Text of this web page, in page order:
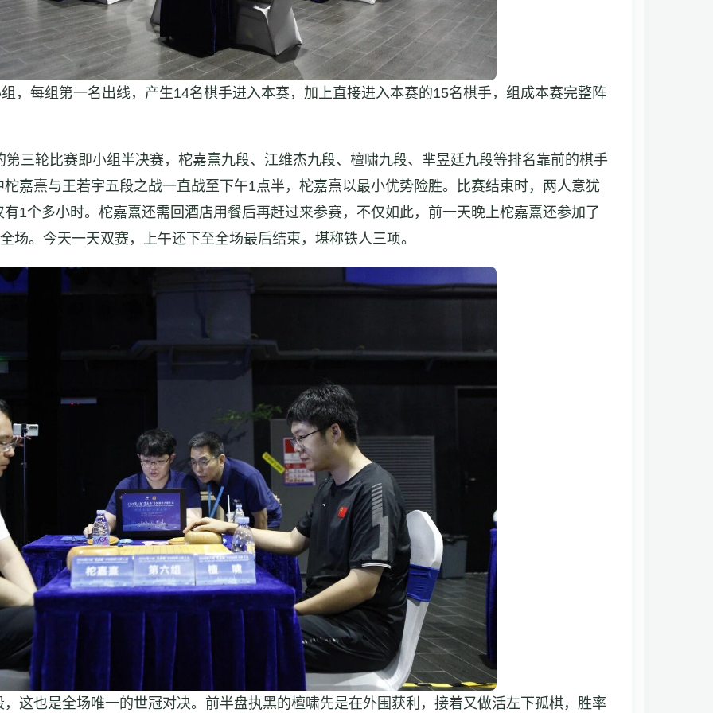
，每组第一名出线，产生14名棋手进入本赛，加上直接进入本赛的15名棋手，组成本赛完整阵
三轮比赛即小组半决赛，柁嘉熹九段、江维杰九段、檀啸九段、芈昱廷九段等排名靠前的棋手
嘉熹与王若宇五段之战一直战至下午1点半，柁嘉熹以最小优势险胜。比赛结束时，两人意犹
1个多小时。柁嘉熹还需回酒店用餐后再赶过来参赛，不仅如此，前一天晚上柁嘉熹还参加了
场。今天一天双赛，上午还下至全场最后结束，堪称铁人三项。
这也是全场唯一的世冠对决。前半盘执黑的檀啸先是在外围获利，接着又做活左下孤棋，胜率